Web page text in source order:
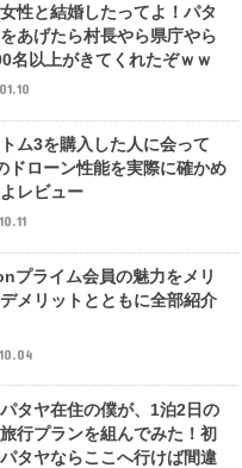
性と結婚したってよ！パタ
あげたら村長やら県庁やら
名以上がきてくれたぞｗｗ
ム3を購入した人に会って
ドローン性能を実際に確かめ
レビュー
プライム会員の魅力をメリ
メリットとともに全部紹介
タヤ在住の僕が、1泊2日の
行プランを組んでみた！初
タヤならここへ行けば間違